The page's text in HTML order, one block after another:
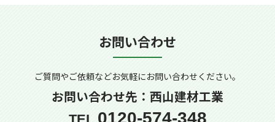
お問い合わせ
ご質問やご依頼などお気軽にお問い合わせください。
お問い合わせ先：西山建材工業
0120-574-348